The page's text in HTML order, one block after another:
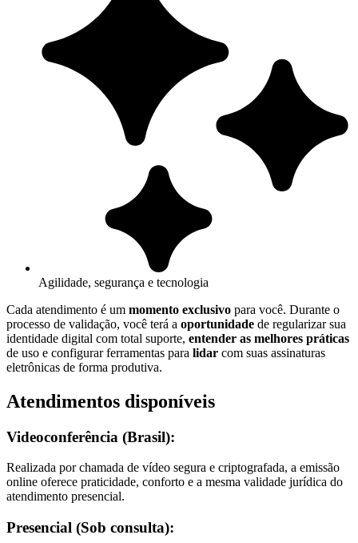
Agilidade, segurança e tecnologia
Cada atendimento é um momento exclusivo para você. Durante o
processo de validação, você terá a oportunidade de regularizar sua
identidade digital com total suporte, entender as melhores práticas
de uso e configurar ferramentas para lidar com suas assinaturas
eletrônicas de forma produtiva.
Atendimentos disponíveis
Videoconferência (Brasil):
Realizada por chamada de vídeo segura e criptografada, a emissão
online oferece praticidade, conforto e a mesma validade jurídica do
atendimento presencial.
Presencial (Sob consulta):